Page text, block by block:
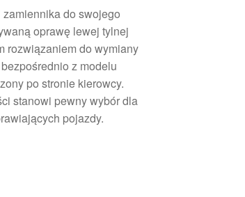
do swojego
oprawę lewej tylnej
rozwiązaniem do wymiany
z modelu
po stronie kierowcy.
stanowi pewny wybór dla
pojazdy.